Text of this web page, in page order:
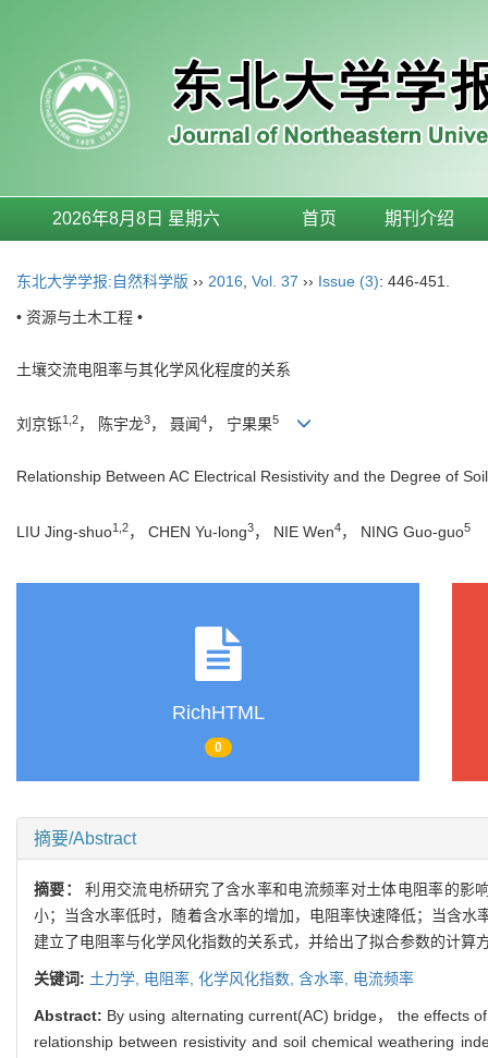
2026年8月8日 星期六 首页 期刊介绍
东北大学学报:自然科学版 ›› 2016 Vol. 37 ›› Issue (3): 446-451.
• 资源与土木工程 •
土壤交流电阻率与其化学风化程度的关系
刘京铄1,2， 陈宇龙3， 聂闻4， 宁果果5
Relationship Between AC Electrical Resistivity and the Degree of
LIU Jing-shuo1,2， CHEN Yu-long3， NIE Wen4， NING Guo-guo5
RichHTML
0
摘要/Abstract
摘要：利用交流电桥研究了含水率和电流频率对土体电阻率的影
小；当含水率低时，随着含水率的增加，电阻率快速降低；当含
建立了电阻率与化学风化指数的关系式，并给出了拟合参数的计
关键词: 土力学, 电阻率, 化学风化指数, 含水率, 电流频率
Abstract: By using alternating current(AC) bridge， the effects
relationship between resistivity and soil chemical weathering